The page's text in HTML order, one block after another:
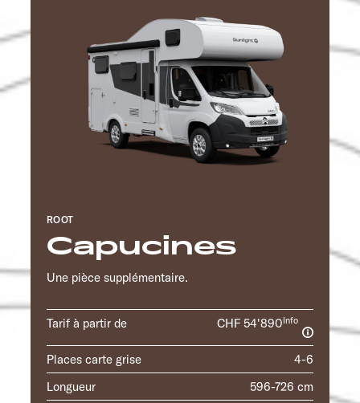
Capucines
ROOT
Une pièce supplémentaire.
Tarif à partir de CHF 54'890Info
Places carte grise
4-6
Longueur
596-726 cm